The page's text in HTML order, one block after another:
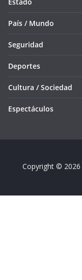
País / Mundo
Seguridad
Deportes
Cultura / Sociedad
Espectáculos
Copyright © 2026